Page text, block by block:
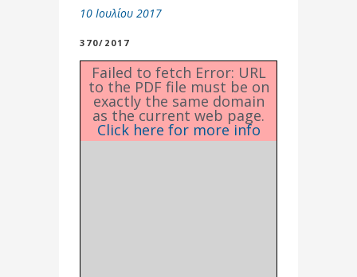
10 Ιουλίου 2017
370/2017
Failed to fetch Error: URL
to the PDF file must be on
exactly the same domain
as the current web page.
Click here for more info